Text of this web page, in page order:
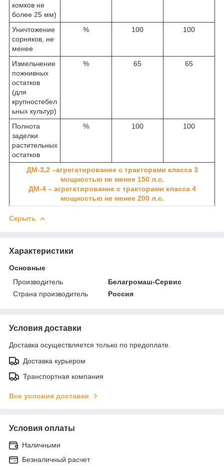
комков не
более 25 мм)
Уничтожение
сорняков, не
менее
% 100 100
Измельчение
пожнивных
остатков
(для
крупностебел
ьных культур)
% 65 65
Полнота
заделки
растительных
остатков
% 100 100
ДМ-3,2 –агрегатирование с тракторами класса 3
мощностью не менее 150 л.с.
ДМ-4 – агрегатирование с тракторами класса 4
мощностью не менее 200 л.с.
Скрыть
Характеристики
Основные
Производитель
Белагромаш-Сервис
Страна производитель
Россия
Условия доставки
Доставка осуществляется только по предоплате.
Доставка курьером
Транспортная компания
Все условия доставки
Условия оплаты
Наличными
Безналичный расчет